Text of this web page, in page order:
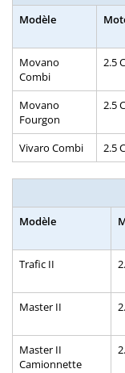
Modèle
Movano
Combi
2.5
Movano
Fourgon
2.5
Vivaro Combi 2.5
Modèle
Trafic II
Master II
Master II
Camionnette